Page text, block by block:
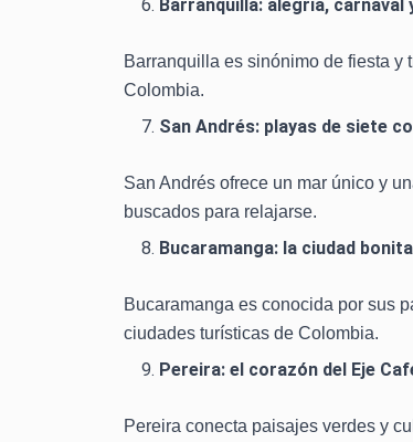
Barranquilla: alegría,
Barranquilla es sinónimo de fiesta y
Colombia.
San Andrés: playas de siete
San Andrés ofrece un mar único y
buscados para relajarse.
Bucaramanga: la ciudad
Bucaramanga es conocida por sus
ciudades turísticas de Colombia.
Pereira: el corazón del Eje
Pereira conecta paisajes verdes y